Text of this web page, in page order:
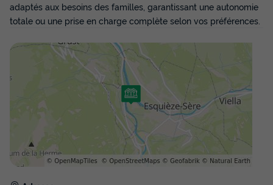
adaptés aux besoins des familles, garantissant une autonomie
totale ou une prise en charge complète selon vos préférences.